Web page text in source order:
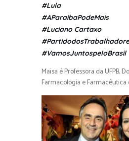
#Lula
#AParaibaPodeMais
#Luciano Cartaxo
#VamosJuntospeloBrasil
Maisa é Professora da UFPB,
Farmacologia e Farmacêutica